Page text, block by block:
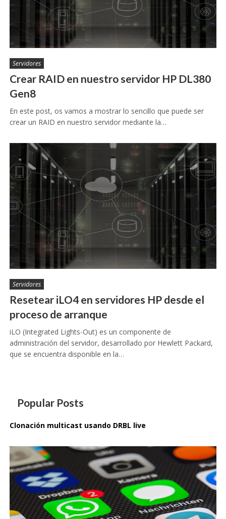
Servidores
Crear RAID en nuestro servidor HP DL380
Gen8
En este post, os vamos a mostrar lo sencillo que puede ser
crear un RAID en nuestro servidor mediante la…
Servidores
Resetear iLO4 en servidores HP desde el
proceso de arranque
iLO (Integrated Lights-Out) es un componente de
administración del servidor, desarrollado por Hewlett Packard,
que se encuentra disponible en la…
Popular Posts
Clonación multicast usando DRBL live